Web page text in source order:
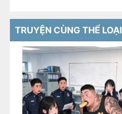
TRUYỆN CÙNG THỂ LOẠI